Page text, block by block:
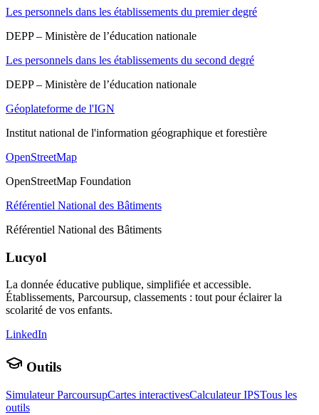
Les personnels dans les établissements du premier degré
DEPP – Ministère de l’éducation nationale
Les personnels dans les établissements du second degré
DEPP – Ministère de l’éducation nationale
Géoplateforme de l'IGN
Institut national de l'information géographique et forestière
OpenStreetMap
OpenStreetMap Foundation
Référentiel National des Bâtiments
Référentiel National des Bâtiments
Lucyol
La donnée éducative publique, simplifiée et accessible.
Établissements, Parcoursup, classements : tout pour éclairer la
scolarité de vos enfants.
LinkedIn
Outils
Simulateur ParcoursupCartes interactivesCalculateur IPSTous les
outils